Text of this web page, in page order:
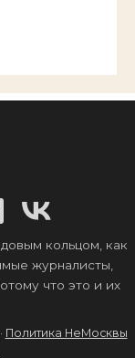
кольцом, как
журналисты,
что это и их
· Политика НеМосквы